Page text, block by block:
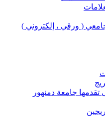
( ورقي ، إلكتروني )
تقدمها جامعة دمنهور